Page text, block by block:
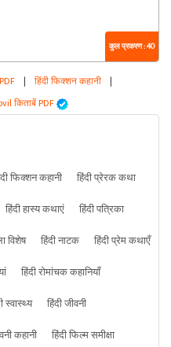
कुल प्रकरण : 40
| हिंदी फिक्शन कहानी |
किताबें PDF
फिक्शन कहानी
हिंदी प्रेरक कथा
हिंदी हास्य कथाएं
हिंदी पत्रिका
विशेष हिंदी नाटक
हिंदी प्रेम कथाएँ
हिंदी रोमांचक कहानियाँ
स्वास्थ्य
हिंदी जीवनी
कहानी हिंदी फिल्म समीक्षा